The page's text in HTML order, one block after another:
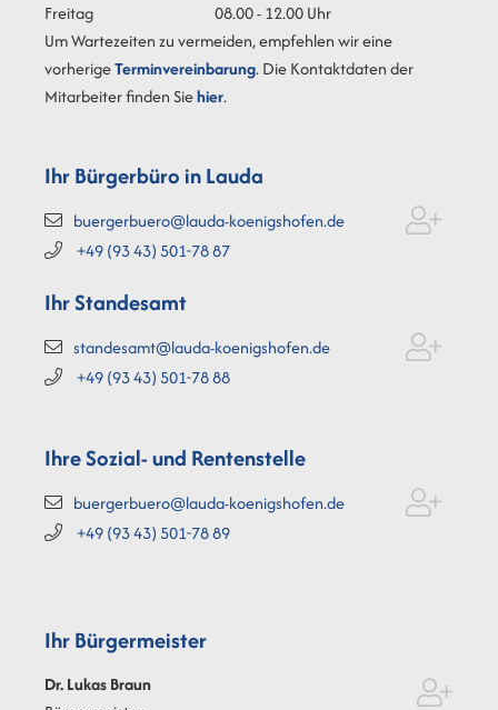
Freitag
08.00 - 12.00 Uhr
Um Wartezeiten zu vermeiden, empfehlen wir eine
vorherigeTerminvereinbarung. Die Kontaktdaten der
Mitarbeiter finden Siehier.
Ihr Bürgerbüro in Lauda
buergerbuero@lauda-koenigshofen.de
+49 (9343) 501-7887
Ihr Standesamt
standesamt@lauda-koenigshofen.de
+49 (9343) 501-7888
Ihre Sozial- und Rentenstelle
buergerbuero@lauda-koenigshofen.de
+49 (9343) 501-7889
Ihr Bürgermeister
Dr. LukasBraun